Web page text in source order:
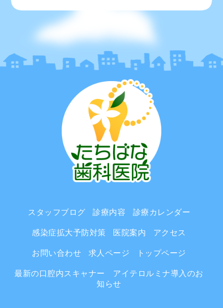
スタッフブログ 診療内容 診療カレンダー
感染症拡大予防対策 医院案内 アクセス
お問い合わせ 求人ページ トップページ
最新の口腔内スキャナー アイテロルミナ導入のお
知らせ